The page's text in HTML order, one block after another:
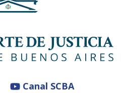
Canal SCBA